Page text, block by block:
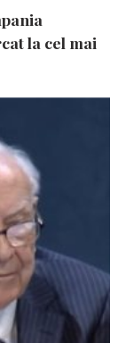
la cel mai